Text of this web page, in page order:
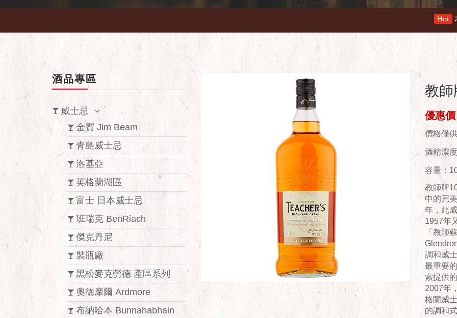
老酋長30年 限量木
酒品專區
威士忌
金賓 Jim Beam
青島威士忌
洛基亞
英格蘭湖區
富士 日本威士忌
班瑞克 BenRiach
傑克丹尼
裝瓶廠
黑松麥克勞德 產區系列
奧徳摩爾 Ardmore
布納哈本 Bunnahabhain
教
優惠
價格僅
酒精濃
容量：
教師牌
中的完
年，此
1957年
「教師
調和威
最重要
索提供
2007年
格蘭威
的調和